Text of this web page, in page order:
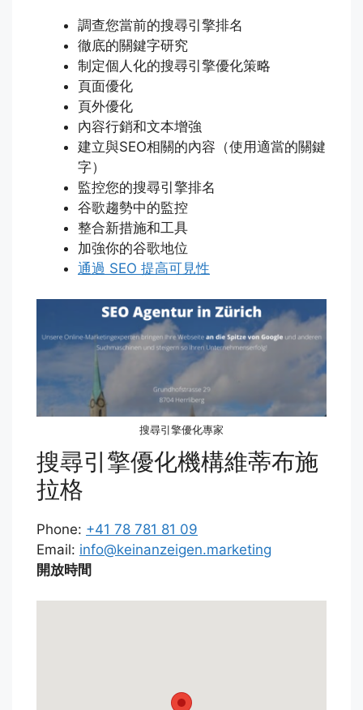
調查您當前的搜尋引擎排名
徹底的關鍵字研究
制定個人化的搜尋引擎優化策略
頁面優化
頁外優化
內容行銷和文本增強
建立與SEO相關的內容（使用適當的關鍵
字）
監控您的搜尋引擎排名
谷歌趨勢中的監控
整合新措施和工具
加強你的谷歌地位
通過 SEO 提高可見性
搜尋引擎優化專家
搜尋引擎優化機構維蒂布施
拉格
Phone: +41 78 781 81 09
Email: info@keinanzeigen.marketing
開放時間